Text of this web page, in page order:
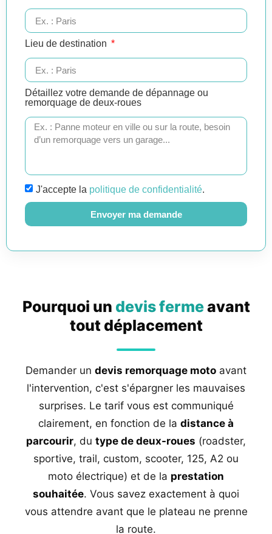
Lieu de destination
Détaillez votre demande de dépannage ou
remorquage de deux-roues
J'accepte la politique de confidentialité.
Envoyer ma demande
Pourquoi un devis fermeavant
tout déplacement
Demander un devis remorquage moto avant
l'intervention, c'est s'épargner les mauvaises
surprises. Le tarif vous est communiqué
clairement, en fonction de la distance à
parcourir, du type de deux-roues (roadster,
sportive, trail, custom, scooter, 125, A2 ou
moto électrique) et de la prestation
souhaitée. Vous savez exactement à quoi
vous attendre avant que le plateau ne prenne
la route.